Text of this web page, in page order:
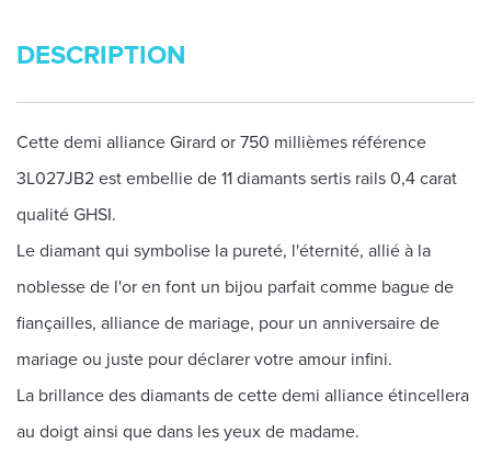
DESCRIPTION
Cette demi alliance Girard or 750 millièmes référence
3L027JB2 est embellie de 11 diamants sertis rails 0,4 carat
qualité GHSI.
Le diamant qui symbolise la pureté, l'éternité, allié à la
noblesse de l'or en font un bijou parfait comme bague de
fiançailles, alliance de mariage, pour un anniversaire de
mariage ou juste pour déclarer votre amour infini.
La brillance des diamants de cette demi alliance étincellera
au doigt ainsi que dans les yeux de madame.